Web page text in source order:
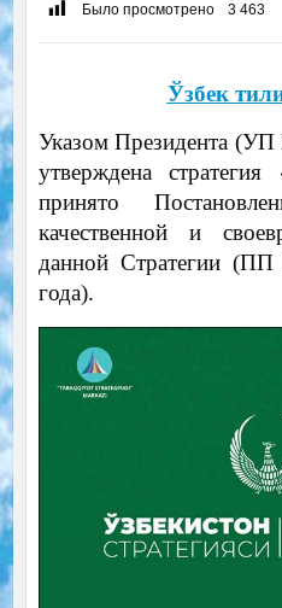
Было просмотрено 3 463
Ўзбек
Указом Президента
утверждена
принято
качественной и
данной Стратегии
года).